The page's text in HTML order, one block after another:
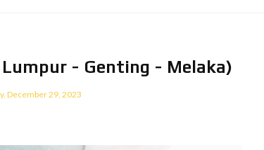
- Genting - Melaka)
December 29, 2023